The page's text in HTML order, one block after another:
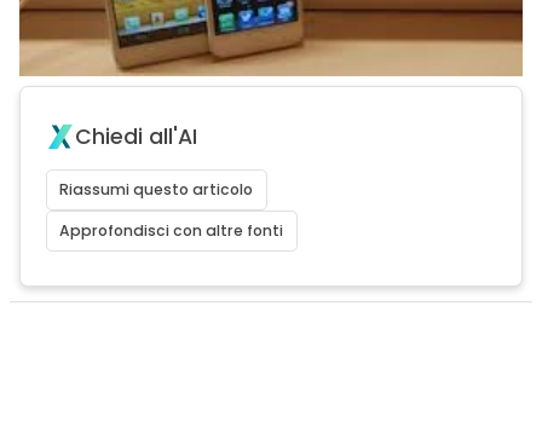
Chiedi all'AI
Riassumi questo articolo
Approfondisci con altre fonti